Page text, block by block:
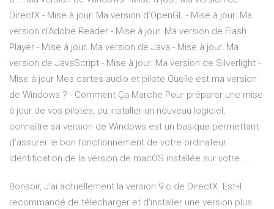
DirectX - Mise à jour. Ma version d'OpenGL - Mise à jour. Ma
version d'Adobe Reader - Mise à jour. Ma version de Flash
Player - Mise à jour. Ma version de Java - Mise à jour. Ma
version de JavaScript - Mise à jour. Ma version de Silverlight -
Mise à jour Mes cartes audio et pilote Quelle est ma version
de Windows ? - Comment Ça Marche Pour préparer une mise
à jour de vos pilotes, ou installer un nouveau logiciel,
connaître sa version de Windows est un basique permettant
d’assurer le bon fonctionnement de votre ordinateur.
Identification de la version de macOS installée sur votre ...
Bonsoir, J'ai actuellement la version 9.c de DirectX. Est-il
recommandé de télecharger et d'installer une version plus